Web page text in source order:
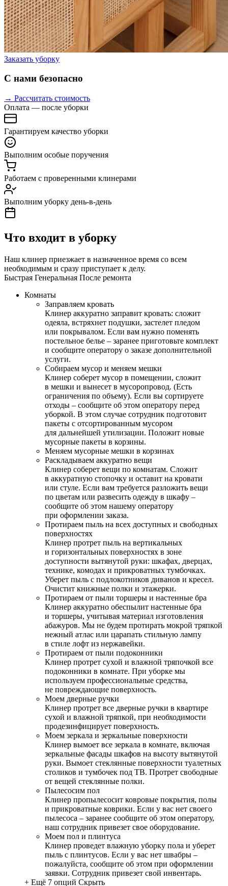
Заказать уборку
С нами безопасно
→ Рассчитать стоимость
Оплата — после уборки
Гарантируем качество уборки
Выполним особые поручения
Работаем с проверенными клинерами
Выполним уборку день-в-день
Что входит в уборку
Наш клинер приезжает в назначенное время со всем
необходимым и сразу приступает к делу.
Быстрая Генеральная После ремонта
Комнаты
Заправляем кровать
Клинер аккуратно заправит кровать: сложит
одеяла, встряхнет подушки, застелет пледом
или покрывалом. Если вам нужно поменять
постельное белье – заранее приготовьте комплект
и сообщите оператору о заказе дополнительной
услуги.
Собираем мусор и меняем мешки
Клинер соберет мусор в помещении, сложит
в мешки и вынесет в мусоропровод. (Есть
ограничения по объему). Если вы сортируете
отходы – сообщите об этом оператору перед
уборкой. В этом случае сотрудник подготовит
пакеты с отсортированным мусором
для дальнейшей утилизации. Положит новые
мусорные пакеты в корзины.
Меняем мусорные мешки в корзинах
Раскладываем аккуратно вещи
Клинер соберет вещи по комнатам. Сложит
в аккуратную стопочку и оставит на кровати
или стуле. Если вам требуется разложить вещи
по цветам или развесить одежду в шкафу –
сообщите об этом нашему оператору
при оформлении заказа.
Протираем пыль на всех доступных и свободных
поверхностях
Клинер протрет пыль на вертикальных
и горизонтальных поверхностях в зоне
доступности вытянутой руки: шкафах, дверцах,
технике, комодах и прикроватных тумбочках.
Уберет пыль с подлокотников диванов и кресел.
Очистит книжные полки и этажерки.
Протираем от пыли торшеры и настенные бра
Клинер аккуратно обеспылит настенные бра
и торшеры, учитывая материал изготовления
абажуров. Мы не будем протирать мокрой тряпкой
нежный атлас или царапать стильную лампу
в стиле лофт из нержавейки.
Протираем от пыли подоконники
Клинер протрет сухой и влажной тряпочкой все
подоконники в комнате. При уборке мы
используем профессиональные средства,
не повреждающие поверхность.
Моем дверные ручки
Клинер протрет все дверные ручки в квартире
сухой и влажной тряпкой, при необходимости
продезинфицирует поверхность.
Моем зеркала и зеркальные поверхности
Клинер вымоет все зеркала в комнате, включая
зеркальные фасады шкафов на высоту вытянутой
руки. Вымоет стеклянные поверхности туалетных
столиков и тумбочек под ТВ. Протрет свободные
от вещей стеклянные полки.
Пылесосим пол
Клинер пропылесосит ковровые покрытия, полы
и прикроватные коврики. Если у вас нет своего
пылесоса – заранее сообщите об этом оператору,
наш сотрудник привезет свое оборудование.
Моем пол и плинтуса
Клинер проведет влажную уборку пола и уберет
пыль с плинтусов. Если у вас нет швабры –
пожалуйста, сообщите об этом при оформлении
заявки. Сотрудник привезет свой инвентарь.
+ Ещё 7 опций Скрыть